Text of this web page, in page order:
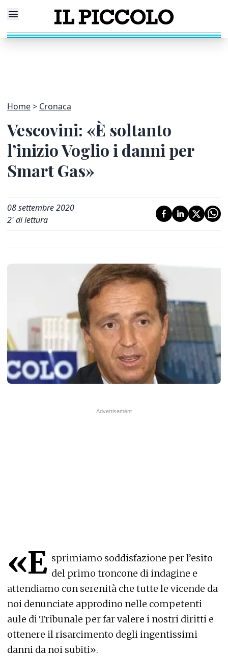
Home Cronaca
Vescovini: «È soltanto
l’inizio Voglio i danni per
Smart Gas»
08 settembre 2020
2' di lettura
«E sprimiamo soddisfazione per l’esito
del primo troncone di indagine e
attendiamo con serenità che tutte le vicende da
noi denunciate approdino nelle competenti
aule di Tribunale per far valere i nostri diritti e
ottenere il risarcimento degli ingentissimi
danni da noi subiti».